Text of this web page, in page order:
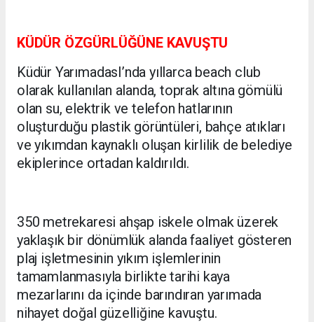
KÜDÜR ÖZGÜRLÜĞÜNE KAVUŞTU
Küdür YarımadasI’nda yıllarca beach club
olarak kullanılan alanda, toprak altına gömülü
olan su, elektrik ve telefon hatlarının
oluşturduğu plastik görüntüleri, bahçe atıkları
ve yıkımdan kaynaklı oluşan kirlilik de belediye
ekiplerince ortadan kaldırıldı.
350 metrekaresi ahşap iskele olmak üzerek
yaklaşık bir dönümlük alanda faaliyet gösteren
plaj işletmesinin yıkım işlemlerinin
tamamlanmasıyla birlikte tarihi kaya
mezarlarını da içinde barındıran yarımada
nihayet doğal güzelliğine kavuştu.